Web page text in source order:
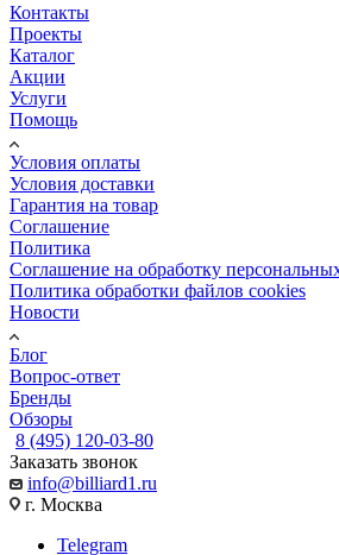
Контакты
Проекты
Каталог
Акции
Услуги
Помощь
Условия оплаты
Условия доставки
Гарантия на товар
Соглашение
Политика
Соглашение на обработку
Политика обработки файлов cookies
Новости
Блог
Вопрос-ответ
Бренды
Обзоры
8 (495) 120-03-80
Заказать звонок
info@billiard1.ru
г. Москва
Telegram